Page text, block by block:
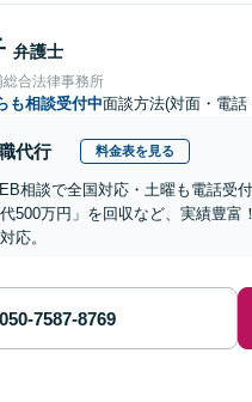
弁護士
合法律事務所
も相談受付中面談方法(対面・電
代行 料金表を見る
相談で全国対応・土曜も電話
500万円」を回収など、実績豊
応。